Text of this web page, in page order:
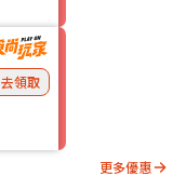
去領取
更多優惠